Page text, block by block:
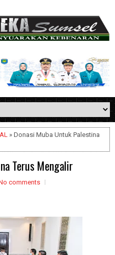
» Donasi Muba Untuk Palestina
Terus Mengalir
comments